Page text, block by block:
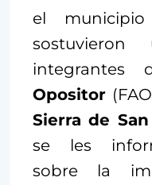
el
integrantes
Opositor
Sierra de
se les
sobre la